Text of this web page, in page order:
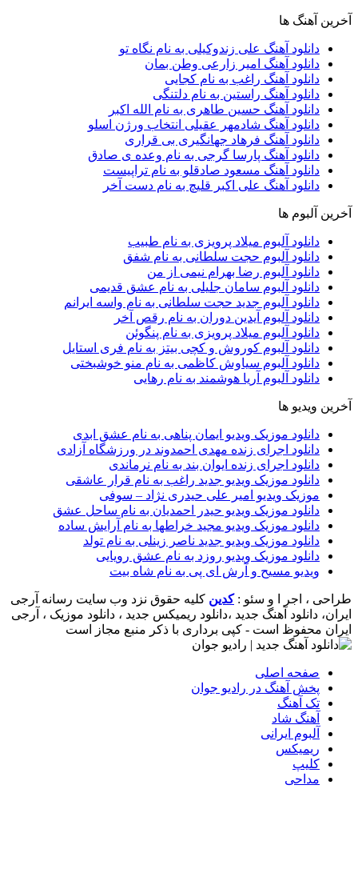
آخرین آهنگ ها
دانلود آهنگ علی زندوکیلی به نام نگاه تو
دانلود آهنگ امیر زارعی وطن بمان
دانلود آهنگ راغب به نام کجایی
دانلود آهنگ راستین به نام دلتنگی
دانلود آهنگ حسین طاهری به نام الله اکبر
دانلود آهنگ شادمهر عقیلی انتخاب ورژن اسلو
دانلود آهنگ فرهاد جهانگیری بی قراری
دانلود آهنگ پارسا گرجی به نام وعده ی صادق
دانلود آهنگ مسعود صادقلو به نام تراپیست
دانلود آهنگ علی اکبر قلیچ به نام دست آخر
آخرین آلبوم ها
دانلود آلبوم میلاد پرویزی به نام طبیب
دانلود آلبوم حجت سلطانی به نام شفق
دانلود آلبوم رضا بهرام نیمی از من
دانلود آلبوم سامان جلیلی به نام عشق قدیمی
دانلود آلبوم جدید حجت سلطانی به نام واسه ایرانم
دانلود آلبوم آیدین دوران به نام رقص آخر
دانلود آلبوم میلاد پرویزی به نام پنگوئن
دانلود آلبوم کوروش و کچی بیتز به نام فری استایل
دانلود آلبوم سیاوش کاظمی به نام منو خوشبختی
دانلود آلبوم آریا هوشمند به نام رهایی
آخرین ویدیو ها
دانلود موزیک ویدیو ایمان پناهی به نام عشق ابدی
دانلود اجرای زنده مهدی احمدوند در ورزشگاه آزادی
دانلود اجرای زنده ایوان بند به نام نرماندی
دانلود موزیک ویدیو جدید راغب به نام قرار عاشقی
موزیک ویدیو امیر علی حیدری نژاد – سوفی
دانلود موزیک ویدیو حیدر احمدیان به نام ساحل عشق
دانلود موزیک ویدیو مجید خراطها به نام آرایش ساده
دانلود موزیک ویدیو جدید ناصر زینلی به نام تولد
دانلود موزیک ویدیو روزد به نام عشق رویایی
ویدیو مسیح و آرش ای پی به نام شاه بیت
طراحی ، اجر ا و سئو :کدین کلیه حقوق نزد وب سایت رسانه آرجی
ایران، دانلود آهنگ جدید ،دانلود ریمیکس جدید ، دانلود موزیک ، آرجی
ایران محفوظ است - کپی برداری با ذکر منبع مجاز است
صفحه اصلی
پخش آهنگ در رادیو جوان
تک آهنگ
آهنگ شاد
آلبوم ایرانی
ریمیکس
کلیپ
مداحی